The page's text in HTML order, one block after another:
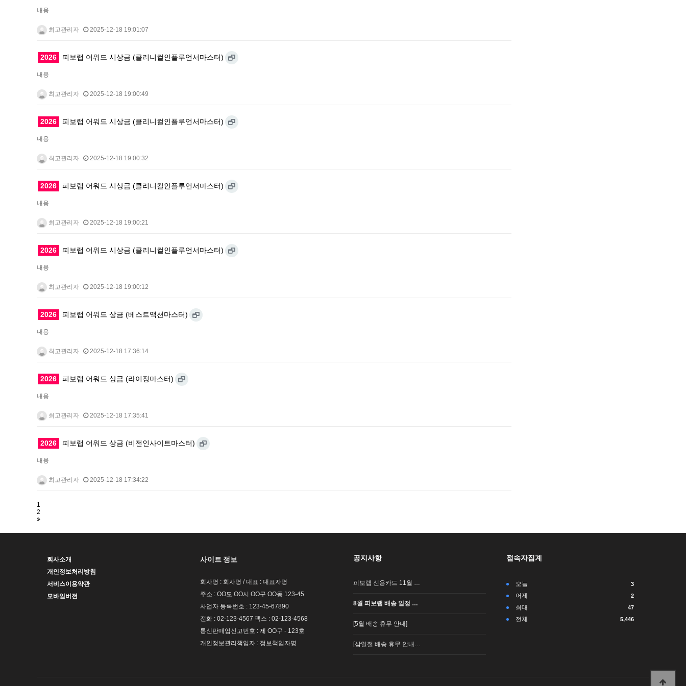
내용
최고관리자 2025-12-18 19:01:07
2026 피보랩 어워드 시상금 (클리니컬인플루언서마스터)
내용
최고관리자 2025-12-18 19:00:49
2026 피보랩 어워드 시상금 (클리니컬인플루언서마스터)
내용
최고관리자 2025-12-18 19:00:32
2026 피보랩 어워드 시상금 (클리니컬인플루언서마스터)
내용
최고관리자 2025-12-18 19:00:21
2026 피보랩 어워드 시상금 (클리니컬인플루언서마스터)
내용
최고관리자 2025-12-18 19:00:12
2026 피보랩 어워드 상금 (베스트액션마스터)
내용
최고관리자 2025-12-18 17:36:14
2026 피보랩 어워드 상금 (라이징마스터)
내용
최고관리자 2025-12-18 17:35:41
2026 피보랩 어워드 상금 (비전인사이트마스터)
내용
최고관리자 2025-12-18 17:34:22
1
2
회사소개
개인정보처리방침
서비스이용약관
모바일버전
사이트 정보
회사명 : 회사명 / 대표 : 대표자명
주소 : OO도 OO시 OO구 OO동 123-45
사업자 등록번호 : 123-45-67890
전화 : 02-123-4567 팩스 : 02-123-4568
통신판매업신고번호 : 제 OO구 - 123호
개인정보관리책임자 : 정보책임자명
공지사항
피보랩 신용카드 11월 …
8월 피보랩 배송 일정 …
[5월 배송 휴무 안내]
[삼일절 배송 휴무 안내…
접속자집계
오늘 3
어제 2
최대 47
전체 5,446